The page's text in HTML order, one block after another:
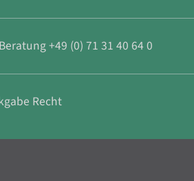
+49 (0) 71 31 40 64 0
Recht